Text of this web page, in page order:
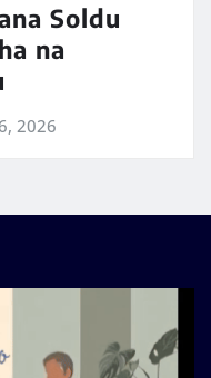
Soldu
na
2026